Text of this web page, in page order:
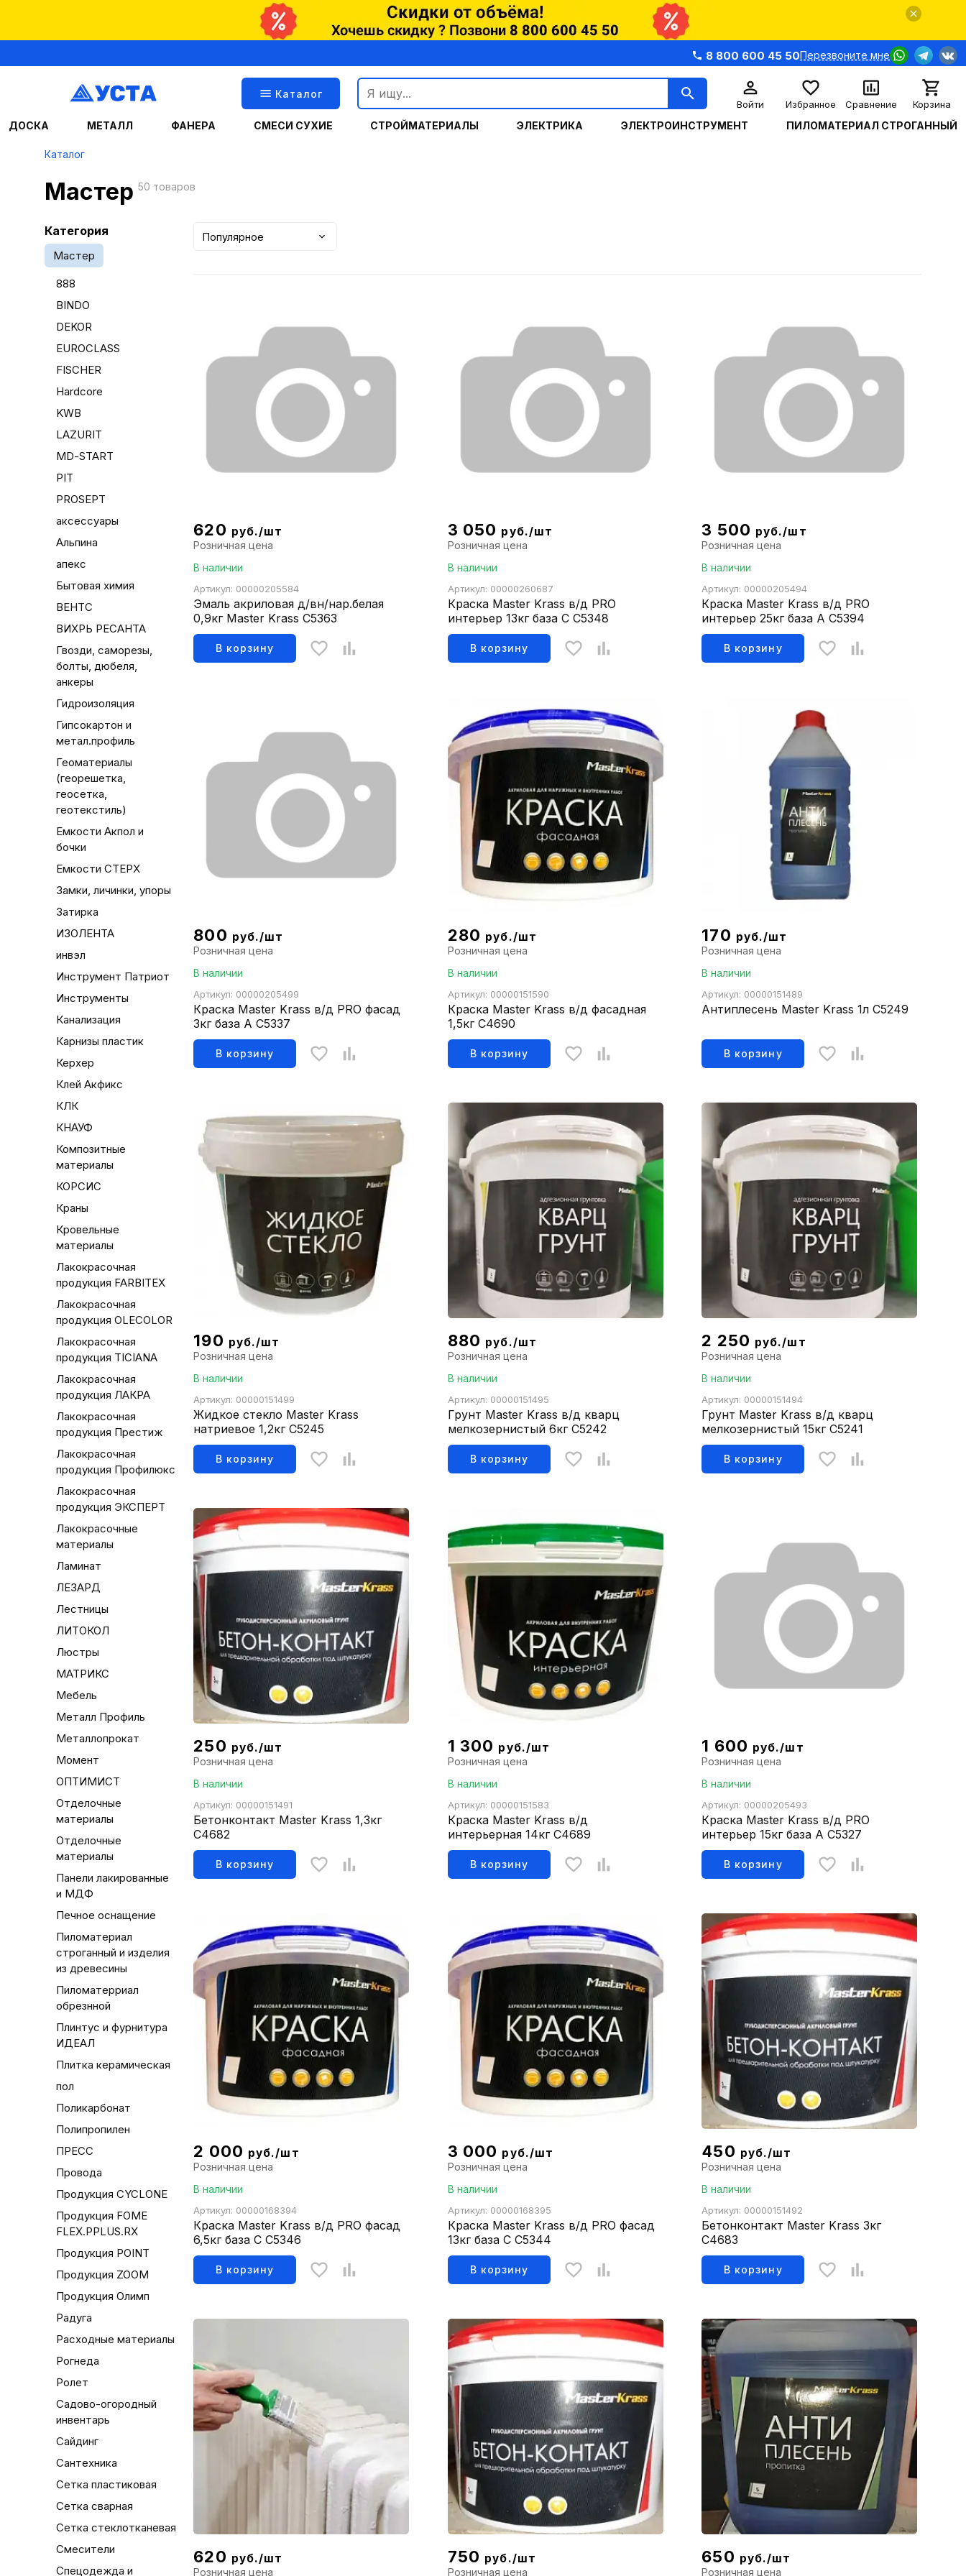
8 800 600 45 50Перезвоните мне
Каталог
Войти Избранное Сравнение Корзина
ДОСКА МЕТАЛЛ ФАНЕРА СМЕСИ СУХИЕ СТРОЙМАТЕРИАЛЫ ЭЛЕКТРИКА ЭЛЕКТРОИНСТРУМЕНТ ПИЛОМАТЕРИАЛ СТРОГАННЫЙ
Каталог
Мастер 50 товаров
Категория
Мастер
888
BINDO
DEKOR
EUROCLASS
FISCHER
Hardcore
KWB
LAZURIT
MD-START
PIT
PROSEPT
аксессуары
Альпина
апекс
Бытовая химия
ВЕНТС
ВИХРЬ РЕСАНТА
Гвозди, саморезы,
болты, дюбеля,
анкеры
Гидроизоляция
Гипсокартон и
метал.профиль
Геоматериалы
(георешетка,
геосетка,
геотекстиль)
Емкости Акпол и
бочки
Емкости СТЕРХ
Замки, личинки, упоры
Затирка
ИЗОЛЕНТА
инвэл
Инструмент Патриот
Инструменты
Канализация
Карнизы пластик
Керхер
Клей Акфикс
КЛК
КНАУФ
Композитные
материалы
КОРСИС
Краны
Кровельные
материалы
Лакокрасочная
продукция FARBITEX
Лакокрасочная
продукция OLECOLOR
Лакокрасочная
продукция TICIANA
Лакокрасочная
продукция ЛАКРА
Лакокрасочная
продукция Престиж
Лакокрасочная
продукция Профилюкс
Лакокрасочная
продукция ЭКСПЕРТ
Лакокрасочные
материалы
Ламинат
ЛЕЗАРД
Лестницы
ЛИТОКОЛ
Люстры
МАТРИКС
Мебель
Металл Профиль
Металлопрокат
Момент
ОПТИМИСТ
Отделочные
материалы
Отделочные
материалы
Панели лакированные
и МДФ
Печное оснащение
Пиломатериал
строганный и изделия
из древесины
Пиломатерриал
обрезнной
Плинтус и фурнитура
ИДЕАЛ
Плитка керамическая
пол
Поликарбонат
Полипропилен
ПРЕСС
Провода
Продукция CYCLONE
Продукция FOME
FLEX.PPLUS.RX
Продукция POINT
Продукция ZOOM
Продукция Олимп
Радуга
Расходные материалы
Рогнеда
Ролет
Садово-огородный
инвентарь
Сайдинг
Сантехника
Сетка пластиковая
Сетка сварная
Сетка стеклотканевая
Смесители
Спецодежда и
Популярное
620 руб./шт
Розничная цена
В наличии
Артикул: 00000205584
Эмаль акриловая д/вн/нар.белая
0,9кг Master Krass С5363
В корзину
3 050 руб./шт
Розничная цена
В наличии
Артикул: 00000260687
Краска Master Krass в/д PRO
интерьер 13кг база С С5348
В корзину
3 500 руб./шт
Розничная цена
В наличии
Артикул: 00000205494
Краска Master Krass в/д PRO
интерьер 25кг база А С5394
В корзину
800 руб./шт
Розничная цена
В наличии
Артикул: 00000205499
Краска Master Krass в/д PRO фасад
3кг база А С5337
В корзину
280 руб./шт
Розничная цена
В наличии
Артикул: 00000151590
Краска Master Krass в/д фасадная
1,5кг С4690
В корзину
170 руб./шт
Розничная цена
В наличии
Артикул: 00000151489
Антиплесень Master Krass 1л С5249
В корзину
190 руб./шт
Розничная цена
В наличии
Артикул: 00000151499
Жидкое стекло Master Krass
натриевое 1,2кг С5245
В корзину
880 руб./шт
Розничная цена
В наличии
Артикул: 00000151495
Грунт Master Krass в/д кварц
мелкозернистый 6кг С5242
В корзину
2 250 руб./шт
Розничная цена
В наличии
Артикул: 00000151494
Грунт Master Krass в/д кварц
мелкозернистый 15кг С5241
В корзину
250 руб./шт
Розничная цена
В наличии
Артикул: 00000151491
Бетонконтакт Master Krass 1,3кг
С4682
В корзину
1 300 руб./шт
Розничная цена
В наличии
Артикул: 00000151583
Краска Master Krass в/д
интерьерная 14кг С4689
В корзину
1 600 руб./шт
Розничная цена
В наличии
Артикул: 00000205493
Краска Master Krass в/д PRO
интерьер 15кг база А С5327
В корзину
2 000 руб./шт
Розничная цена
В наличии
Артикул: 00000168394
Краска Master Krass в/д PRO фасад
6,5кг база С С5346
В корзину
3 000 руб./шт
Розничная цена
В наличии
Артикул: 00000168395
Краска Master Krass в/д PRO фасад
13кг база С С5344
В корзину
450 руб./шт
Розничная цена
В наличии
Артикул: 00000151492
Бетонконтакт Master Krass 3кг
С4683
В корзину
620 руб./шт
Розничная цена
750 руб./шт
Розничная цена
650 руб./шт
Розничная цена